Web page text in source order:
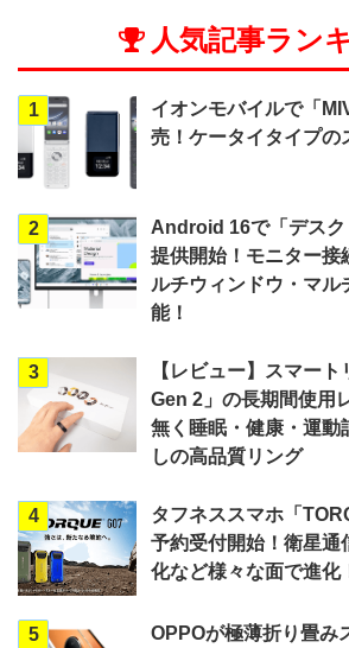
人気記事ラン
1
イオンモバイルで「
売！ケータイタイプの
2
Android 16で「デス
提供開始！モニター接
ルチウィンドウ・マル
能！
3
【レビュー】スマー
Gen 2」の長期間使用
無く睡眠・健康・運動
しの高品質リング
4
タフネススマホ「
予約受付開始！衛星通
化など様々な面で進化
5
OPPOが極薄折り畳み